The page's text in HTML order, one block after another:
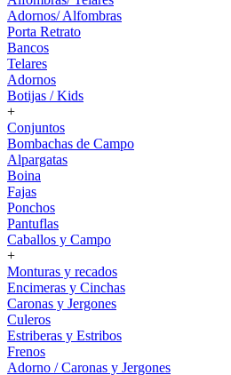
Adornos/ Alfombras
Porta Retrato
Bancos
Telares
Adornos
Botijas / Kids
+
Conjuntos
Bombachas de Campo
Alpargatas
Boina
Fajas
Ponchos
Pantuflas
Caballos y Campo
+
Monturas y recados
Encimeras y Cinchas
Caronas y Jergones
Culeros
Estriberas y Estribos
Frenos
Adorno / Caronas y Jergones